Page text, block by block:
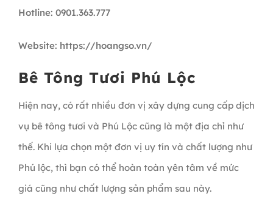
Hotline: 0901.363.777
Website: https://hoangso.vn/
Bê Tông Tươi Phú Lộc
Hiện nay, có rất nhiều đơn vị xây dựng cung cấp dịch
vụ bê tông tươi và Phú Lộc cũng là một địa chỉ như
thế. Khi lựa chọn một đơn vị uy tín và chất lượng như
Phú lộc, thì bạn có thể hoàn toàn yên tâm về mức
giá cũng như chất lượng sản phẩm sau này.